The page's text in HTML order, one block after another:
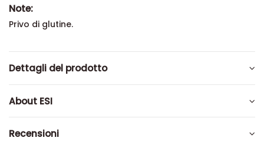
Note:
Privo di glutine.
Dettagli del prodotto
About ESI
Recensioni